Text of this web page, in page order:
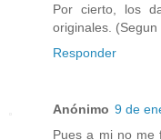
Por cierto, los
originales.
Responder
Anónimo 9 de
Pues a mi no me